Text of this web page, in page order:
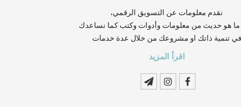
‏‏‏‏‏‏‏‏‏‏‏‏‏‏‏‏‏‏‏‏‏‏‏‏‏‏‏‏‏‏‏نقدم معلومات عن التسويق الرقمي،
هو حديث من معلومات وأدوات وكتب كما نساعدك
في تنمية ذاتك او مشروعك من خلال عدة خدمات
اقرأ المزيد